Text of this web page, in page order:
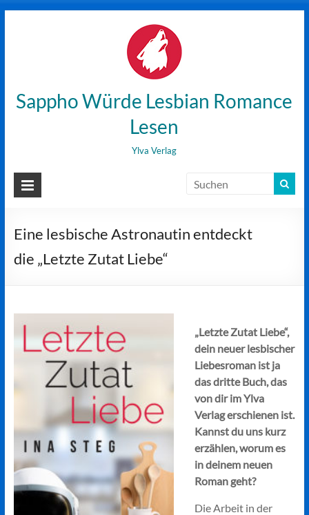
Sappho Würde Lesbian Romance
Lesen
Ylva Verlag
Eine lesbische Astronautin entdeckt
die „Letzte Zutat Liebe“
„Letzte Zutat Liebe“,
dein neuer lesbischer
Liebesroman ist ja
das dritte Buch, das
von dir im Ylva
Verlag erschienen ist.
Kannst du uns kurz
erzählen, worum es
in deinem neuen
Roman geht?
Die Arbeit in der